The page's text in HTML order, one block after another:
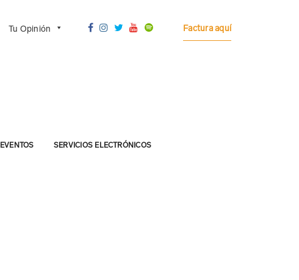
Tu Opinión Factura aquí
EVENTOS SERVICIOS ELECTRÓNICOS